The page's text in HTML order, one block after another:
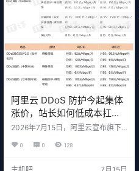
阿里云 DDoS 防护今起集体
涨价，站长如何低成本扛住
攻击？
2026年7月15日，阿里云宣布旗下
价，涉及 DDoS 原生防护 2.0、DD
（非中国内地） 等多个服务模块的
0 0 128